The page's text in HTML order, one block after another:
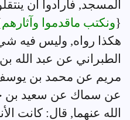
المسجد, فأرادوا أن
{ونكتب ماقدموا وآثارهم
هكذا رواه, وليس فيه
الطبراني عن عبد الله
مريم عن محمد بن
عن سماك عن سعيد بن
الله عنهما, قال: كانت